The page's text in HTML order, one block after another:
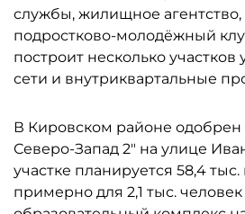
службы, жилищное
подростково-молодёжный
построит несколько
сети и внутриквартальные
В Кировском районе одобрен
Северо-Запад 2" на улице
участке планируется 58,4
примерно для 2,1 тыс. человек